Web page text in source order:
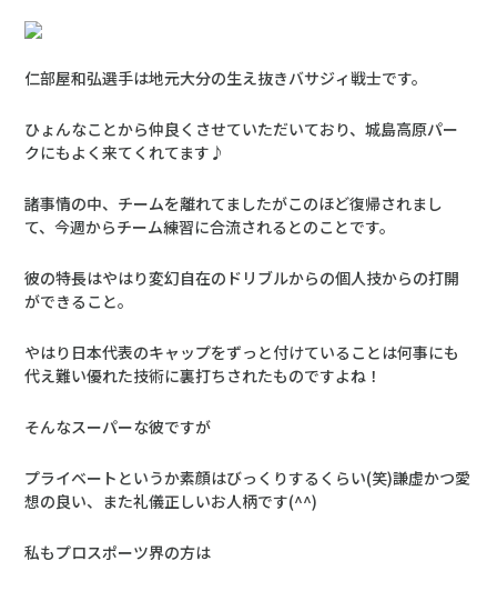
仁部屋和弘選手は地元大分の生え抜きバサジィ戦士です。
ひょんなことから仲良くさせていただいており、城島高原パー
クにもよく来てくれてます♪
諸事情の中、チームを離れてましたがこのほど復帰されまし
て、今週からチーム練習に合流されるとのことです。
彼の特長はやはり変幻自在のドリブルからの個人技からの打開
ができること。
やはり日本代表のキャップをずっと付けていることは何事にも
代え難い優れた技術に裏打ちされたものですよね！
そんなスーパーな彼ですが
プライベートというか素顔はびっくりするくらい(笑)謙虚かつ愛
想の良い、また礼儀正しいお人柄です(^^)
私もプロスポーツ界の方は